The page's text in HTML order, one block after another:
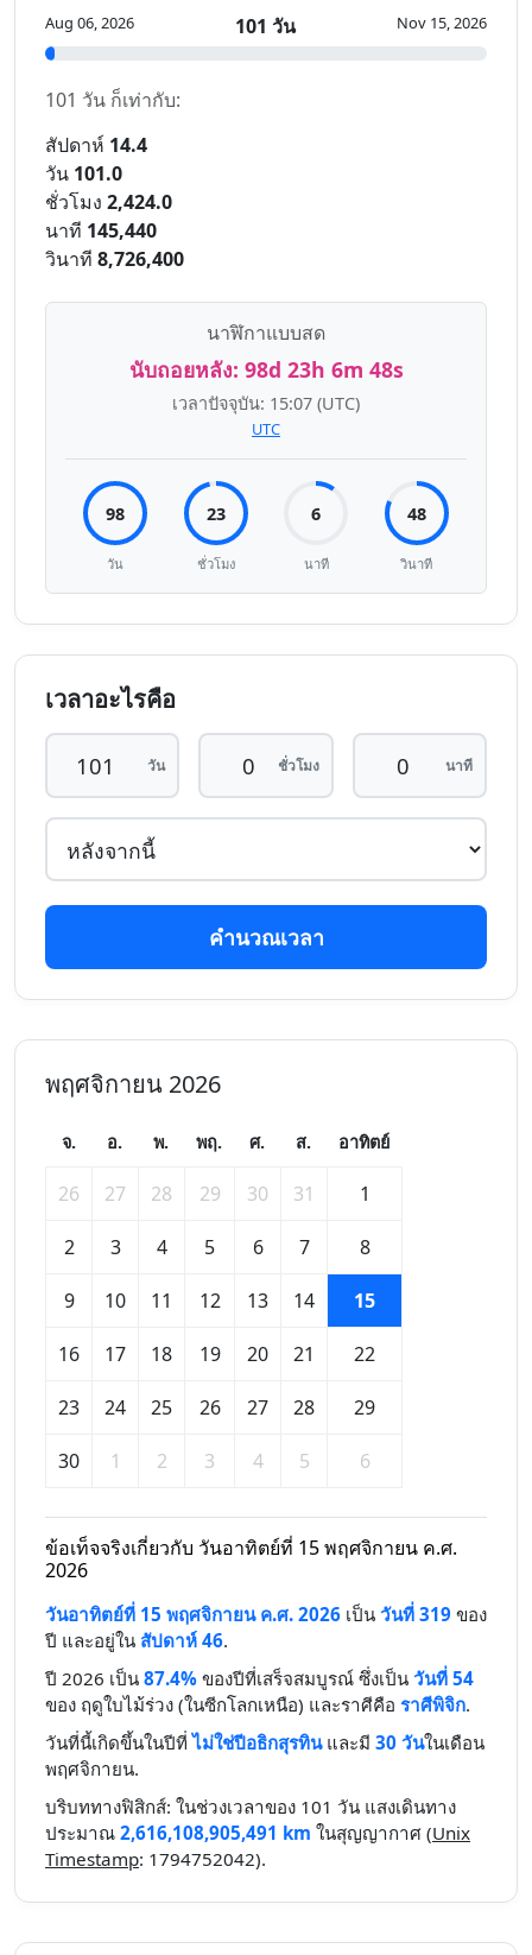
Aug 06, 2026 101 วัน Nov 15, 2026
101 วัน ก็เท่ากับ:
สัปดาห์ 14.4
วัน 101.0
ชั่วโมง 2,424.0
นาที 145,440
วินาที 8,726,400
นาฬิกาแบบสด
นับถอยหลัง: 98d 23h 6m 48s
เวลาปัจจุบัน: 15:07 (UTC)
UTC
98
วัน
23
ชั่วโมง
6
นาที
48
วินาที
เวลาอะไรคือ
วัน ชั่วโมง นาที
คำนวณเวลา
พฤศจิกายน 2026
จ. อ. พ. พฤ. ศ. ส. อาทิตย์
26 27 28 29 30 31 1
2 3 4 5 6 7 8
9 10 11 12 13 14 15
16 17 18 19 20 21 22
23 24 25 26 27 28 29
30 1 2 3 4 5 6
ข้อเท็จจริงเกี่ยวกับ วันอาทิตย์ที่ 15 พฤศจิกายน ค.ศ.
2026
วันอาทิตย์ที่ 15 พฤศจิกายน ค.ศ. 2026 เป็น วันที่ 319 ของ
ปี และอยู่ใน สัปดาห์ 46.
ปี 2026 เป็น 87.4% ของปีที่เสร็จสมบูรณ์ ซึ่งเป็น วันที่ 54
ของ ฤดูใบไม้ร่วง (ในซีกโลกเหนือ) และราศีคือ ราศีพิจิก.
วันที่นี้เกิดขึ้นในปีที่ไม่ใช่ปีอธิกสุรทินและมี 30 วันในเดือน
พฤศจิกายน.
บริบททางฟิสิกส์: ในช่วงเวลาของ 101 วัน แสงเดินทาง
ประมาณ 2,616,108,905,491 km ในสุญญากาศ (Unix
Timestamp: 1794752042).